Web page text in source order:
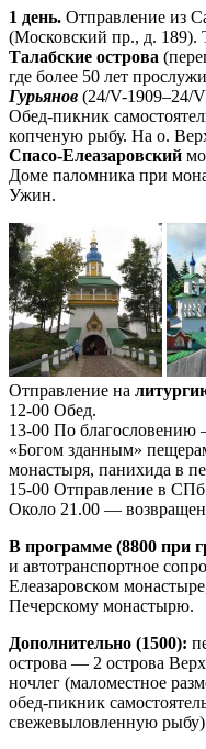
1 день. Отправление из
(Московский пр., д. 189).
Талабские острова
где более 50 лет
Гурьянов (24/V-1909–24/
Обед-пикник
копченую рыбу. На о.
Спасо-Елеазаровский
Доме паломника при
Ужин.
Отправление на
12-00 Обед.
13-00 По благословению
«Богом зданным»
монастыря, панихида в
15-00 Отправление в
Около 21.00 —
В программе (8800 при
и автотранспортное
Елеазаровском
Печерскому монастырю.
Дополнительно (1500):
острова — 2 острова
ночлег (маломестное
обед-пикник
свежевыловленную